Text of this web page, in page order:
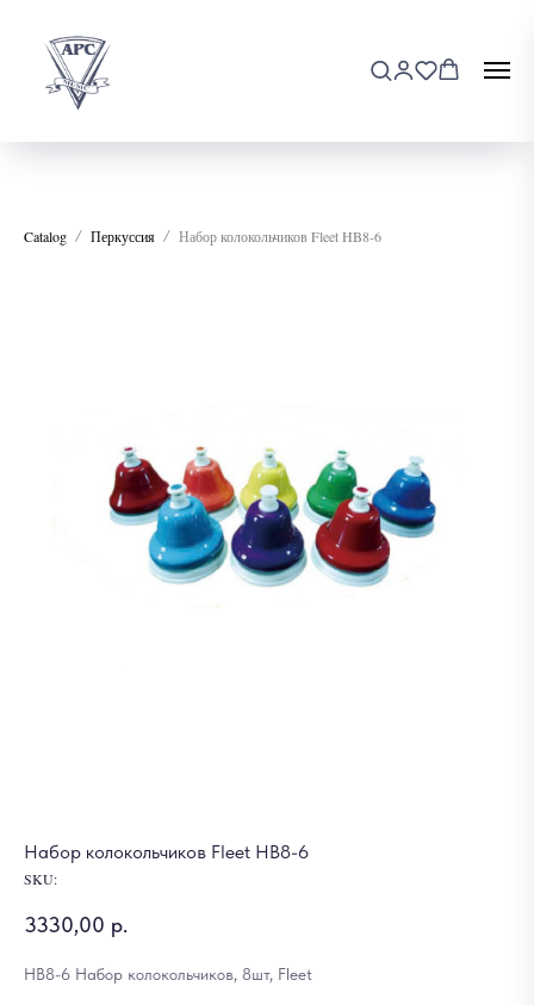
Catalog Перкуссия Набор колокольчиков Fleet HB8-6
Набор колокольчиков Fleet HB8-6
SKU:
3330,00 р.
HB8-6 Набор колокольчиков, 8шт, Fleet